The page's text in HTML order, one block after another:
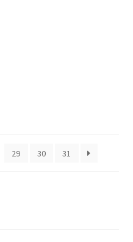
29 30 31